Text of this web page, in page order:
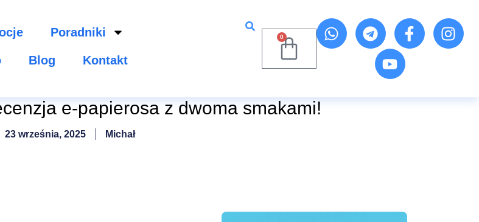
Poradniki
Blog Kontakt
0
e-papierosa z dwoma smakami!
23 września, 2025 Michał